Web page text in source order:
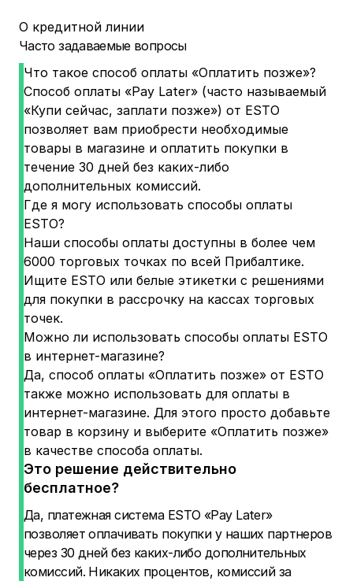
О кредитной линии
Часто задаваемые вопросы
Что такое способ оплаты «Оплатить позже»?
Способ оплаты «Pay Later» (часто называемый
«Купи сейчас, заплати позже») от ESTO
позволяет вам приобрести необходимые
товары в магазине и оплатить покупки в
течение 30 дней без каких-либо
дополнительных комиссий.
Где я могу использовать способы оплаты
ESTO?
Наши способы оплаты доступны в более чем
6000 торговых точках по всей Прибалтике.
Ищите ESTO или белые этикетки с решениями
для покупки в рассрочку на кассах торговых
точек.
Можно ли использовать способы оплаты ESTO
в интернет-магазине?
Да, способ оплаты «Оплатить позже» от ESTO
также можно использовать для оплаты в
интернет-магазине. Для этого просто добавьте
товар в корзину и выберите «Оплатить позже»
в качестве способа оплаты.
Это решение действительно
бесплатное?
Да, платежная система ESTO «Pay Later»
позволяет оплачивать покупки у наших партнеров
через 30 дней без каких-либо дополнительных
комиссий. Никаких процентов, комиссий за